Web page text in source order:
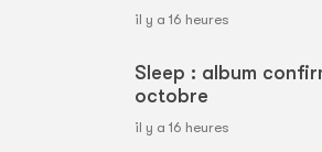
il y a 16 heures
Sleep : album
octobre
il y a 16 heures